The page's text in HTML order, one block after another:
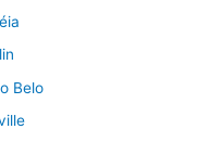
Belo